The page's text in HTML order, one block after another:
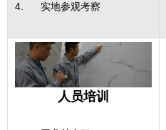
4. 实地参观考察
人员培训